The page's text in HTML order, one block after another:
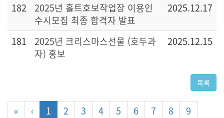
182
2025년 홀트호보작업장 이용인
수시모집 최종 합격자 발표
2025.12.17
181
2025년 크리스마스선물 (호두과
자) 홍보
2025.12.15
목록
« ‹ 1 2 3 4 5 6 7 8
9